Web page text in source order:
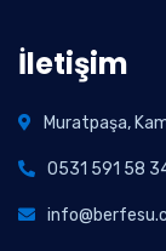
İletişim
Muratpaşa,
0531 591 58